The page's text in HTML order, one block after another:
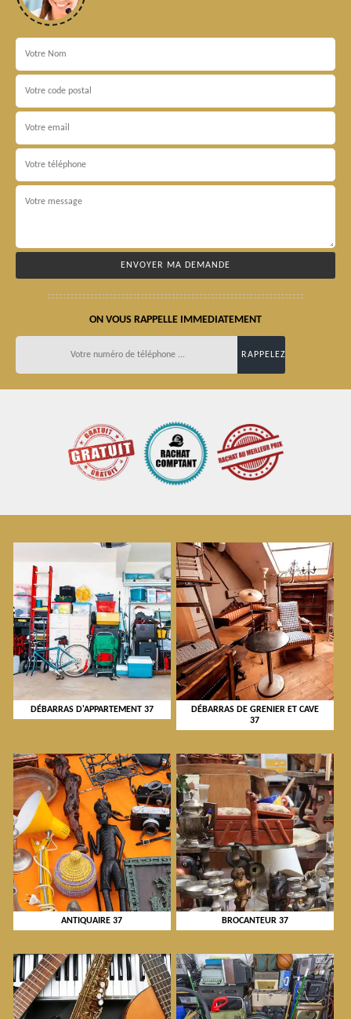
ON VOUS RAPPELLE IMMEDIATEMENT
DÉBARRAS D'APPARTEMENT 37
DÉBARRAS DE GRENIER ET CAVE
37
ANTIQUAIRE 37 BROCANTEUR 37